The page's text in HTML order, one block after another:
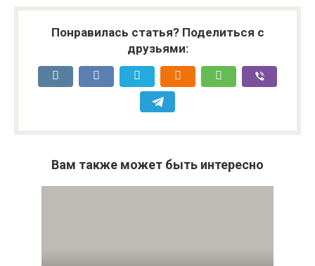
Понравилась статья? Поделиться с
друзьями:
Вам также может быть интересно